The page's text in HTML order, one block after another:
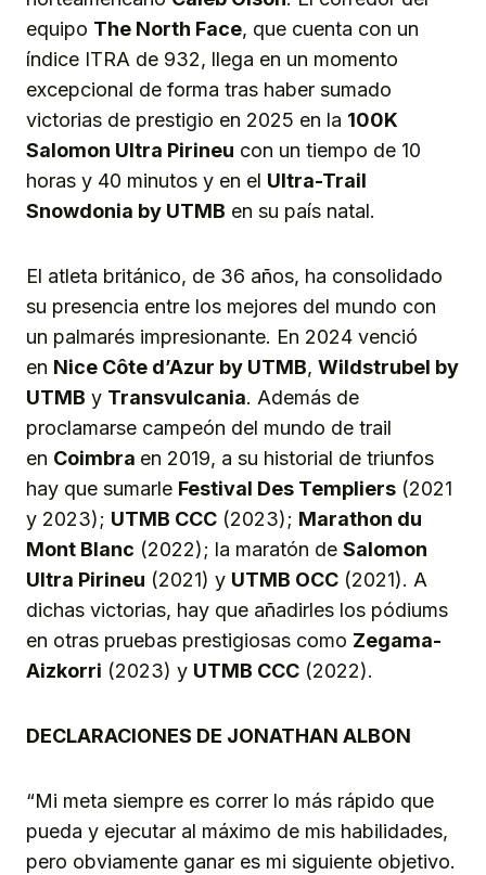
equipo The North Face, que cuenta con un
índice ITRA de 932, llega en un momento
excepcional de forma tras haber sumado
victorias de prestigio en 2025 en la 100K
Salomon Ultra Pirineu con un tiempo de 10
horas y 40 minutos y en el Ultra-Trail
Snowdonia by UTMB en su país natal.
El atleta británico, de 36 años, ha consolidado
su presencia entre los mejores del mundo con
un palmarés impresionante. En 2024 venció
en Nice Côte d’Azur by UTMB, Wildstrubel by
UTMB y Transvulcania. Además de
proclamarse campeón del mundo de trail
en Coimbra en 2019, a su historial de triunfos
hay que sumarle Festival Des Templiers (2021
y 2023); UTMB CCC (2023); Marathon du
Mont Blanc (2022); la maratón de Salomon
Ultra Pirineu (2021) y UTMB OCC (2021). A
dichas victorias, hay que añadirles los pódiums
en otras pruebas prestigiosas como Zegama-
Aizkorri (2023) y UTMB CCC (2022).
DECLARACIONES DE JONATHAN ALBON
“Mi meta siempre es correr lo más rápido que
pueda y ejecutar al máximo de mis habilidades,
pero obviamente ganar es mi siguiente objetivo.